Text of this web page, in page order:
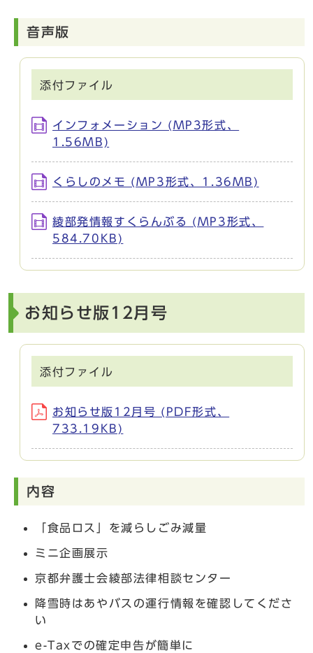
音声版
添付ファイル
インフォメーション (MP3形式、
1.56MB)
くらしのメモ (MP3形式、1.36MB)
綾部発情報すくらんぶる (MP3形式、
584.70KB)
お知らせ版12月号
添付ファイル
お知らせ版12月号 (PDF形式、
733.19KB)
内容
「食品ロス」を減らしごみ減量
ミニ企画展示
京都弁護士会綾部法律相談センター
降雪時はあやバスの運行情報を確認してくださ
い
e-Taxでの確定申告が簡単に